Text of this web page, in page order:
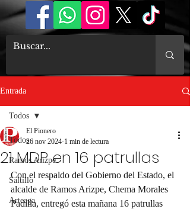
Entrada
Todos
Ramos Arizpe
Saltillo
Arteaga
Todos
21 MDP en 16 patrullas
El Pionero
26 nov 2024 1 min de lectura
Con el respaldo del Gobierno del Estado, el
alcalde de Ramos Arizpe, Chema Morales
Padilla, entregó esta mañana 16 patrullas